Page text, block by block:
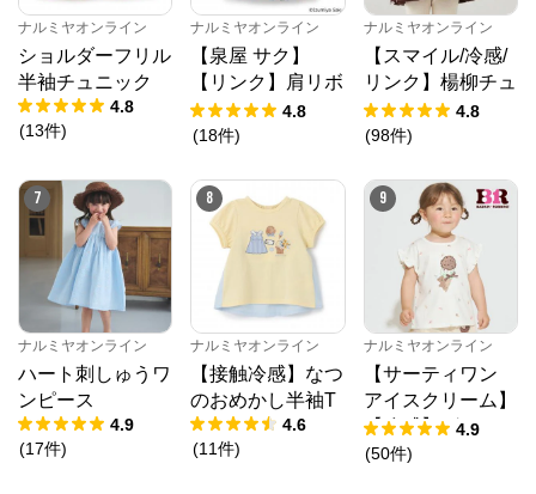
ナルミヤオンライン
ショルダーフリル
半袖チュニック
4.8
(13件)
ナルミヤオンライン
【泉屋 サク】
【リンク】肩リボ
ンフラワーキャッ
トワンピース
4.8
(18件)
ナルミヤオンライン
【スマイル/冷感/
リンク】楊柳チュ
ニック
4.8
(98件)
7
ナルミヤオンライン
ハート刺しゅうワ
ンピース
4.9
(17件)
8
ナルミヤオンライン
【接触冷感】なつ
のおめかし半袖T
4.6
(11件)
9
ナルミヤオンライン
【サーティワン
アイスクリーム】
【冷感】グラフィ
ック半袖Tシャツ
4.9
(50件)
ナルミヤオンライン